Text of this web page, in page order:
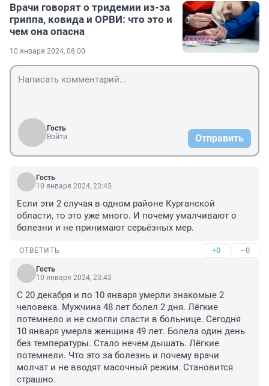
Врачи говорят о тридемии из-за
гриппа, ковида и ОРВИ: что это и
чем она опасна
10 января 2024, 08:00
Гость
Войти
Отправить
Гость
10 января 2024, 23:45
Если эти 2 случая в одном районе Курганской
области, то это уже много. И почему умалчивают о
болезни и не принимают серьёзных мер.
ОТВЕТИТЬ +0 –0
Гость
10 января 2024, 23:43
С 20 декабря и по 10 января умерли знакомые 2
человека. Мужчина 48 лет болел 2 дня. Лёгкие
потемнело и не смогли спасти в больнице. Сегодня
10 января умерла женщина 49 лет. Болела один день
без температуры. Стало нечем дышать. Лёгкие
потемнели. Что это за болезнь и почему врачи
молчат и не вводят масочный режим. Становится
страшно.